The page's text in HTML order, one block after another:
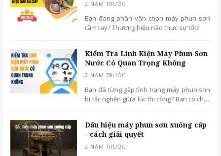
Bạn đang phân vân chọn máy phun sơn
cầm tay? Thương hiệu nào thực sự tốt?
Kiểm Tra Linh Kiện Máy Phun Sơn
Nước Có Quan Trọng Không
Bạn đã từng gặp tình trạng máy phun sơn
bị tắc nghẽn giữa lúc thi công? Bạn có chắc
bỉ, tiết kiệm chi phí sửa chữa dài hạn?
Dấu hiệu máy phun sơn xuống cấp
- cách giải quyết